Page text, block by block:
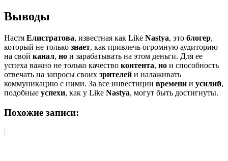
Выводы
Настя Елистратова, известная как Like Nastya, это блогер,
который не только знает, как привлечь огромную аудиторию
на свой канал, но и зарабатывать на этом деньги. Для ее
успеха важно не только качество контента, но и способность
отвечать на запросы своих зрителей и налаживать
коммуникацию с ними. За все инвестиции времени и усилий,
подобные успехи, как у Like Nastya, могут быть достигнуты.
Похожие записи: